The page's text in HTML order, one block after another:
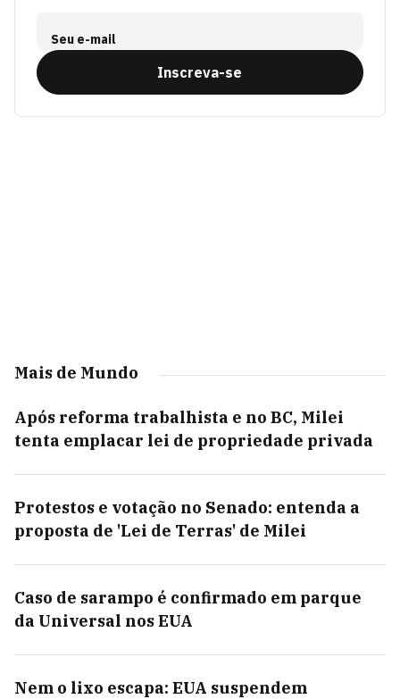
Seu e-mail
Inscreva-se
Mais de Mundo
Após reforma trabalhista e no BC, Milei
tenta emplacar lei de propriedade privada
Protestos e votação no Senado: entenda a
proposta de 'Lei de Terras' de Milei
Caso de sarampo é confirmado em parque
da Universal nos EUA
Nem o lixo escapa: EUA suspendem